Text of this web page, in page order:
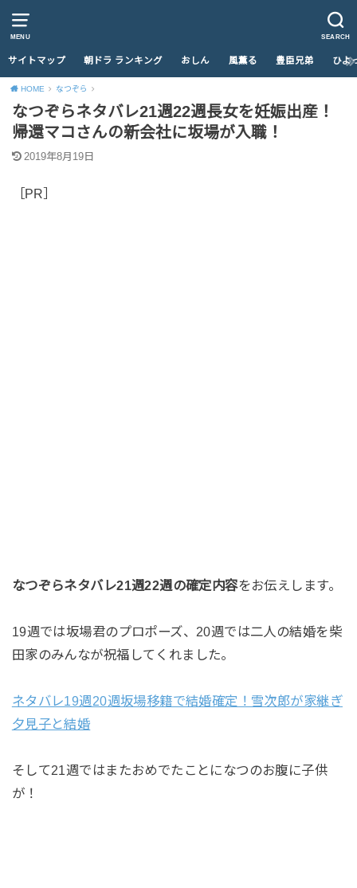
MENU SEARCH
サイトマップ 朝ドラ ランキング おしん 風薫る 豊臣兄弟 ひよ
HOME なつぞら
なつぞらネタバレ21週22週長女を妊娠出産！
帰還マコさんの新会社に坂場が入職！
2019年8月19日
［PR］
なつぞらネタバレ21週22週の確定内容をお伝えします。
19週では坂場君のプロポーズ、20週では二人の結婚を柴
田家のみんなが祝福してくれました。
ネタバレ19週20週坂場移籍で結婚確定！雪次郎が家継ぎ
夕見子と結婚
そして21週ではまたおめでたことになつのお腹に子供
が！